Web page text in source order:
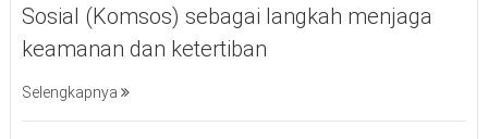
Sosial (Komsos) sebagai langkah menjaga
keamanan dan ketertiban
Selengkapnya